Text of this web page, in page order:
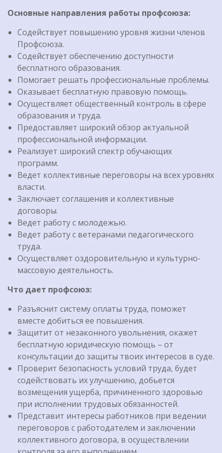
Основные направления работы профсоюза:
Содействует повышению уровня жизни членов
Профсоюза.
Содействует обеспечению доступности
бесплатного образования.
Помогает решать профессиональные проблемы.
Оказывает бесплатную правовую помощь.
Осуществляет общественный контроль в сфере
образования и труда.
Предоставляет широкий обзор актуальной
профессиональной информации.
Реализует широкий спектр обучающих
программ.
Ведет коллективные переговоры на всех уровнях
власти.
Заключает соглашения и коллективные
договоры.
Ведет работу с молодежью.
Ведет работу с ветеранами педагогического
труда.
Осуществляет оздоровительную и культурно-
массовую деятельность.
Что дает профсоюз:
Разъяснит систему оплаты труда, поможет
вместе добиться ее повышения.
Защитит от незаконного увольнения, окажет
бесплатную юридическую помощь – от
консультации до защиты твоих интересов в суде.
Проверит безопасность условий труда, будет
содействовать их улучшению, добьется
возмещения ущерба, причиненного здоровью
при исполнении трудовых обязанностей.
Представит интересы работников при ведении
переговоров с работодателем и заключении
коллективного договора, в осуществлении